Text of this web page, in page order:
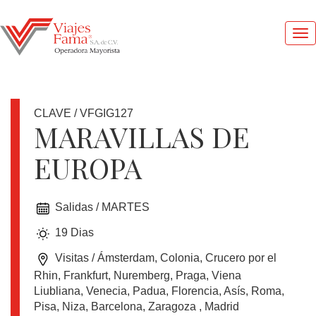
DOLAR
OFERTAS
CLAVE / VFGIG127
MARAVILLAS DE
EUROPA
Salidas / MARTES
19 Dias
Visitas / Ámsterdam, Colonia, Crucero por el
Rhin, Frankfurt, Nuremberg, Praga, Viena
Liubliana, Venecia, Padua, Florencia, Asís, Roma,
Pisa, Niza, Barcelona, Zaragoza , Madrid